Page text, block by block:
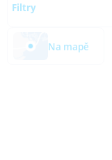
Filtry
Na mapě